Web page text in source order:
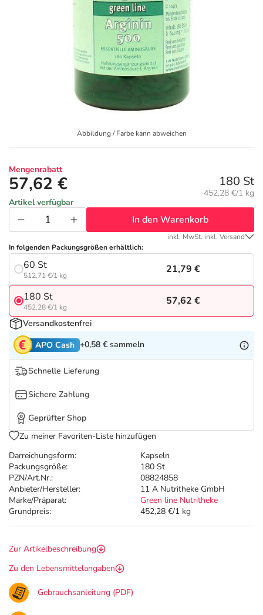
Körperpflege & Kosmetik
Liebe & Erotik
Mutter & Kind
Natur & Homöopathie
Sanitätshaus
Sport & Fitness
Tierapotheke
Vitamine & Mineralstoffe
Marken
Geschenkideen
Aktuelle Coupons 7
Summer SALE
Reiseapotheke
Sonnenpflege
Sommerpflege für Haar und Kopfhaut
Täglich gut versorgt
Fragen und Antworten
Beliebte Beiträge
E-Rezept App
5% Extra Cash
Avene & Ducray Deals
Eucerin Deals
Evolsin Deals
Nattermann Deals
R(h)ein Nutrition Deals
Refluthin, Lasea & Carmenthin Deals
Salus Deals
Abbildung / Farbe kann abweichen
Darreichungsform:
Kapseln
Packungsgröße:
180 St
PZN/Art.Nr.:
08824858
Anbieter/Hersteller:
11 A Nutritheke GmbH
Marke/Präparat:
Green line Nutritheke
Grundpreis:
452,28 €/1 kg
Mengenrabatt
57,62 € 180 St
Grundpreis:
452,28 €/1 kg
Artikel verfügbar
In den Warenkorb
inkl. MwSt. inkl. Versand
In folgenden Packungsgrößen erhältlich:
60 St
512,71 €/1 kg
21,79 €
180 St
452,28 €/1 kg
57,62 €
Versandkostenfrei
APO Cash +0,58 € sammeln
Schnelle Lieferung
Sichere Zahlung
Geprüfter Shop
Zu meiner Favoriten-Liste hinzufügen
Zur Artikelbeschreibung
Zu den Lebensmittelangaben
Gebrauchsanleitung (PDF)